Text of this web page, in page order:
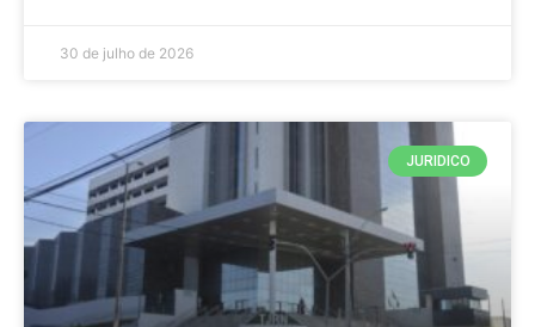
30 de julho de 2026
JURIDICO